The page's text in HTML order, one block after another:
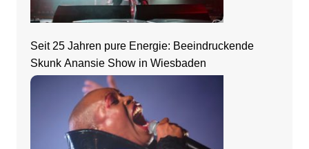
Seit 25 Jahren pure Energie: Beeindruckende
Skunk Anansie Show in Wiesbaden